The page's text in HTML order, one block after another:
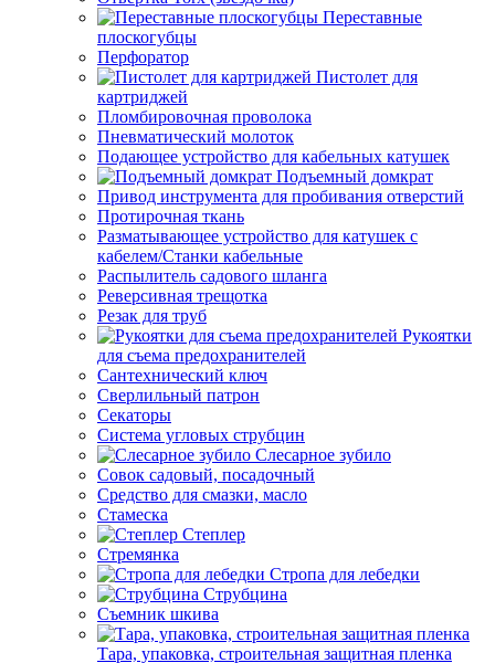
Переставные
плоскогубцы
Перфоратор
Пистолет для
картриджей
Пломбировочная проволока
Пневматический молоток
Подающее устройство для кабельных катушек
Подъемный домкрат
Привод инструмента для пробивания отверстий
Протирочная ткань
Разматывающее устройство для катушек с
кабелем/Станки кабельные
Распылитель садового шланга
Реверсивная трещотка
Резак для труб
Рукоятки
для съема предохранителей
Сантехнический ключ
Сверлильный патрон
Секаторы
Система угловых струбцин
Слесарное зубило
Совок садовый, посадочный
Средство для смазки, масло
Стамеска
Степлер
Стремянка
Стропа для лебедки
Струбцина
Съемник шкива
Тара, упаковка, строительная защитная пленка